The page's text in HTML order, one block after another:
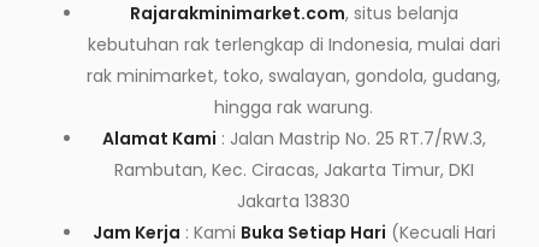
Rajarakminimarket.com, situs belanja
kebutuhan rak terlengkap di Indonesia, mulai dari
rak minimarket, toko, swalayan, gondola, gudang,
hingga rak warung.
Alamat Kami : Jalan Mastrip No. 25 RT.7/RW.3,
Rambutan, Kec. Ciracas, Jakarta Timur, DKI
Jakarta 13830
Jam Kerja : Kami Buka Setiap Hari (Kecuali Hari